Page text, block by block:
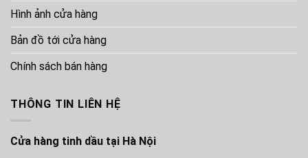
Hình ảnh cửa hàng
Bản đồ tới cửa hàng
Chính sách bán hàng
THÔNG TIN LIÊN HỆ
Cửa hàng tinh dầu tại Hà Nội